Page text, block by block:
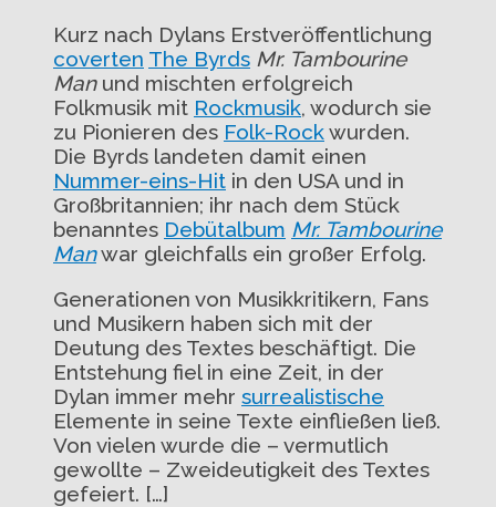
Kurz nach Dylans Erstveröffentlichung
coverten The Byrds Mr. Tambourine
Manund mischten erfolgreich
Folkmusik mit Rockmusik, wodurch sie
zu Pionieren des Folk-Rockwurden.
Die Byrds landeten damit einen
Nummer-eins-Hit in den USA und in
Großbritannien; ihr nach dem Stück
benanntes Debütalbum Mr. Tambourine
Manwar gleichfalls ein großer Erfolg.
Generationen von Musikkritikern, Fans
und Musikern haben sich mit der
Deutung des Textes beschäftigt. Die
Entstehung fiel in eine Zeit, in der
Dylan immer mehr surrealistische
Elemente in seine Texte einfließen ließ.
Von vielen wurde die – vermutlich
gewollte – Zweideutigkeit des Textes
gefeiert. […]